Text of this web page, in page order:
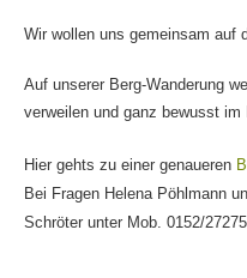
Wir wollen uns gemeinsam auf
Auf unsererBerg-Wanderung
verweilen und ganz bewusst im
Hier gehts zu einer genaueren
Bei Fragen Helena Pöhlmann
Schröter unter Mob. 0152/